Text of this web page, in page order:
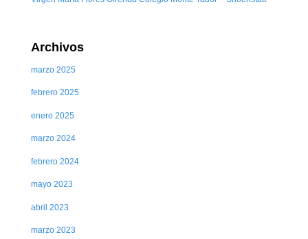
Archivos
marzo 2025
febrero 2025
enero 2025
marzo 2024
febrero 2024
mayo 2023
abril 2023
marzo 2023